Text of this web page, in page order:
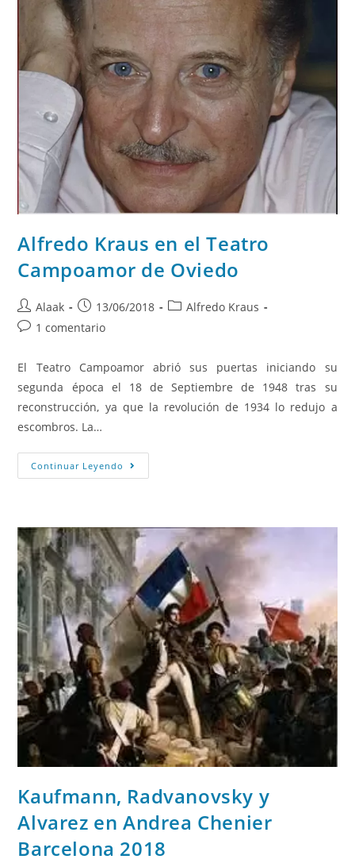
Alfredo Kraus en el Teatro
Campoamor de Oviedo
Alaak 13/06/2018
Alfredo Kraus
1 comentario
El Teatro Campoamor abrió sus puertas iniciando su
segunda época el 18 de Septiembre de 1948 tras su
reconstrucción, ya que la revolución de 1934 lo redujo a
escombros. La…
Continuar Leyendo
Kaufmann, Radvanovsky y
Alvarez en Andrea Chenier
Barcelona 2018